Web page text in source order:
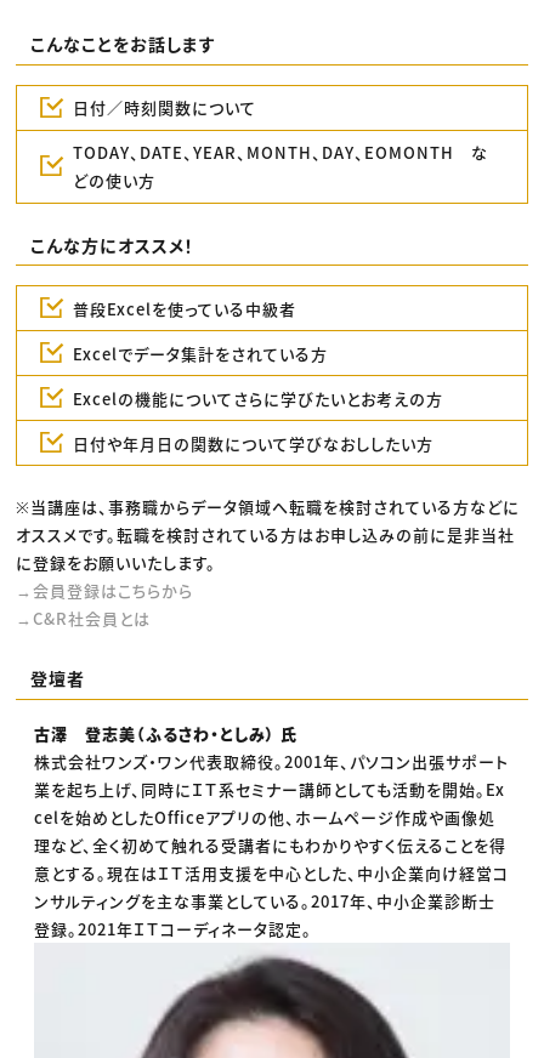
こんなことをお話します
日付／時刻関数について
TODAY、DATE、YEAR、MONTH、DAY、EOMONTH な
どの使い方
こんな方にオススメ！
普段Excelを使っている中級者
Excelでデータ集計をされている方
Excelの機能についてさらに学びたいとお考えの方
日付や年月日の関数について学びなおししたい方
※当講座は、事務職からデータ領域へ転職を検討されている方などに
オススメです。転職を検討されている方はお申し込みの前に是非当社
に登録をお願いいたします。
→会員登録はこちらから
→C&R社会員とは
登壇者
古澤 登志美（ふるさわ・としみ） 氏
株式会社ワンズ・ワン代表取締役。2001年、パソコン出張サポート
業を起ち上げ、同時にＩＴ系セミナー講師としても活動を開始。Ex
celを始めとしたOfficeアプリの他、ホームページ作成や画像処
理など、全く初めて触れる受講者にもわかりやすく伝えることを得
意とする。現在はＩＴ活用支援を中心とした、中小企業向け経営コ
ンサルティングを主な事業としている。2017年、中小企業診断士
登録。2021年ＩＴコーディネータ認定。